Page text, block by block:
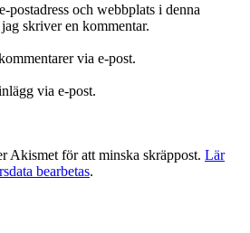
postadress och webbplats i denna
skriver en kommentar.
via e-post.
via e-post.
Akismet för att minska skräppost. Lär
bearbetas.